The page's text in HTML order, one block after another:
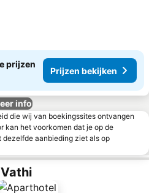
prijzen
Prijzen bekijken
info
die wij van boekingssites ontvangen
kan het voorkomen dat je op de
aanbieding ziet als op